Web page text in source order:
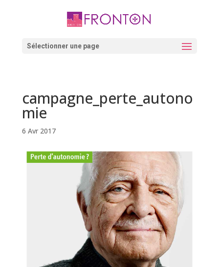
Sélectionner une page
campagne_perte_autono
mie
6 Avr 2017